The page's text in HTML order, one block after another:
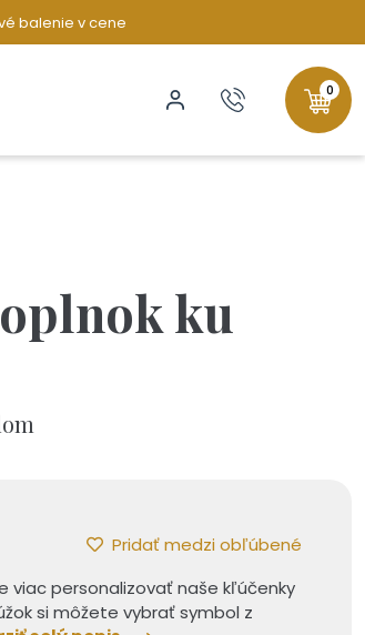
balenie v cene
0
ku
Pridať medzi obľúbené
viac personalizovať naše kľúčenky
si môžete vybrať symbol z